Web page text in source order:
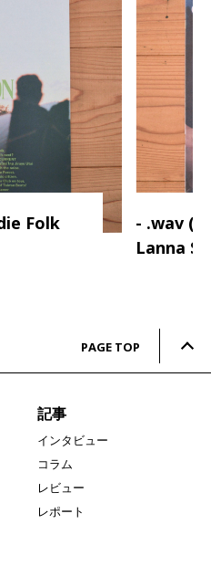
Folk
- .wav
Lanna
PAGE TOP
記事
インタビュー
コラム
レビュー
レポート